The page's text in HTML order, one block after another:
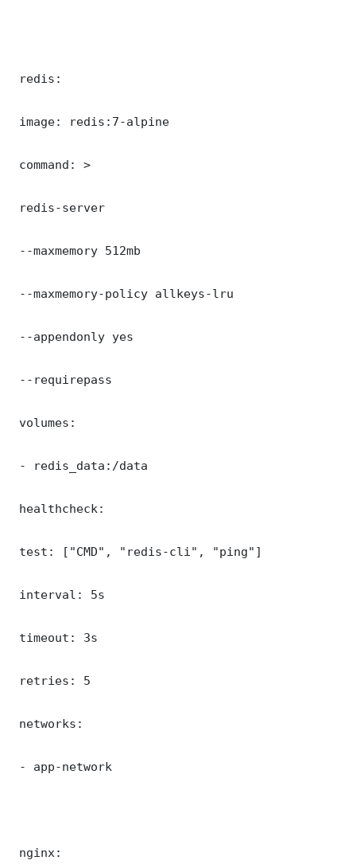
redis:
image: redis:7-alpine
command: >
redis-server
--maxmemory 512mb
--maxmemory-policy allkeys-lru
--appendonly yes
--requirepass
volumes:
- redis_data:/data
healthcheck:
test: ["CMD", "redis-cli", "ping"]
interval: 5s
timeout: 3s
retries: 5
networks:
- app-network
nginx: